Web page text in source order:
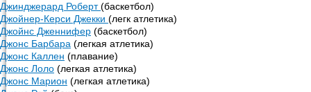
Джинджерард Роберт(баскетбол)
Джойнер-Керси Джекки (легк атлетика)
Джойнс Дженнифер (баскетбол)
Джонс Барбара (легкая атлетика)
Джонс Каллен (плавание)
Джонс Лоло (легкая атлетика)
Джонс Марион (легкая атлетика)